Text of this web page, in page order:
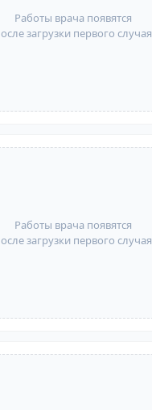
Работы врача появятся
загрузки первого случая
Работы врача появятся
загрузки первого случая